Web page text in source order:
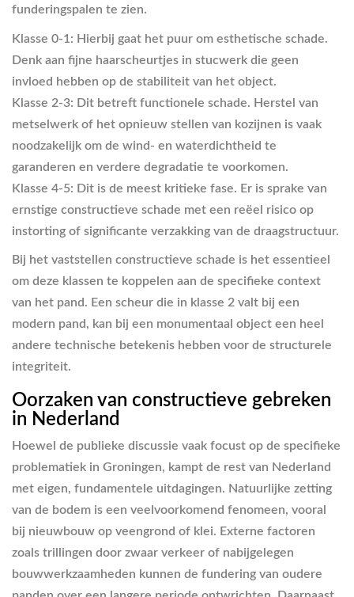
funderingspalen te zien.
Klasse 0-1: Hierbij gaat het puur om esthetische schade.
Denk aan fijne haarscheurtjes in stucwerk die geen
invloed hebben op de stabiliteit van het object.
Klasse 2-3: Dit betreft functionele schade. Herstel van
metselwerk of het opnieuw stellen van kozijnen is vaak
noodzakelijk om de wind- en waterdichtheid te
garanderen en verdere degradatie te voorkomen.
Klasse 4-5: Dit is de meest kritieke fase. Er is sprake van
ernstige constructieve schade met een reëel risico op
instorting of significante verzakking van de draagstructuur.
Bij het vaststellen constructieve schade is het essentieel
om deze klassen te koppelen aan de specifieke context
van het pand. Een scheur die in klasse 2 valt bij een
modern pand, kan bij een monumentaal object een heel
andere technische betekenis hebben voor de structurele
integriteit.
Oorzaken van constructieve gebreken
in Nederland
Hoewel de publieke discussie vaak focust op de specifieke
problematiek in Groningen, kampt de rest van Nederland
met eigen, fundamentele uitdagingen. Natuurlijke zetting
van de bodem is een veelvoorkomend fenomeen, vooral
bij nieuwbouw op veengrond of klei. Externe factoren
zoals trillingen door zwaar verkeer of nabijgelegen
bouwwerkzaamheden kunnen de fundering van oudere